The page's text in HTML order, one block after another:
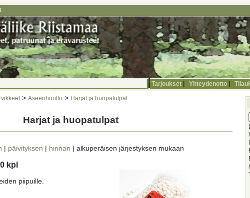
Tarjoukset Yhteydenotto
> Aseenhuolto > Harjat ja huopatulpat
Harjat ja huopatulpat
| päivityksen | hinnan | alkuperäisen järjestyksen mukaan
kpl
piipuille.